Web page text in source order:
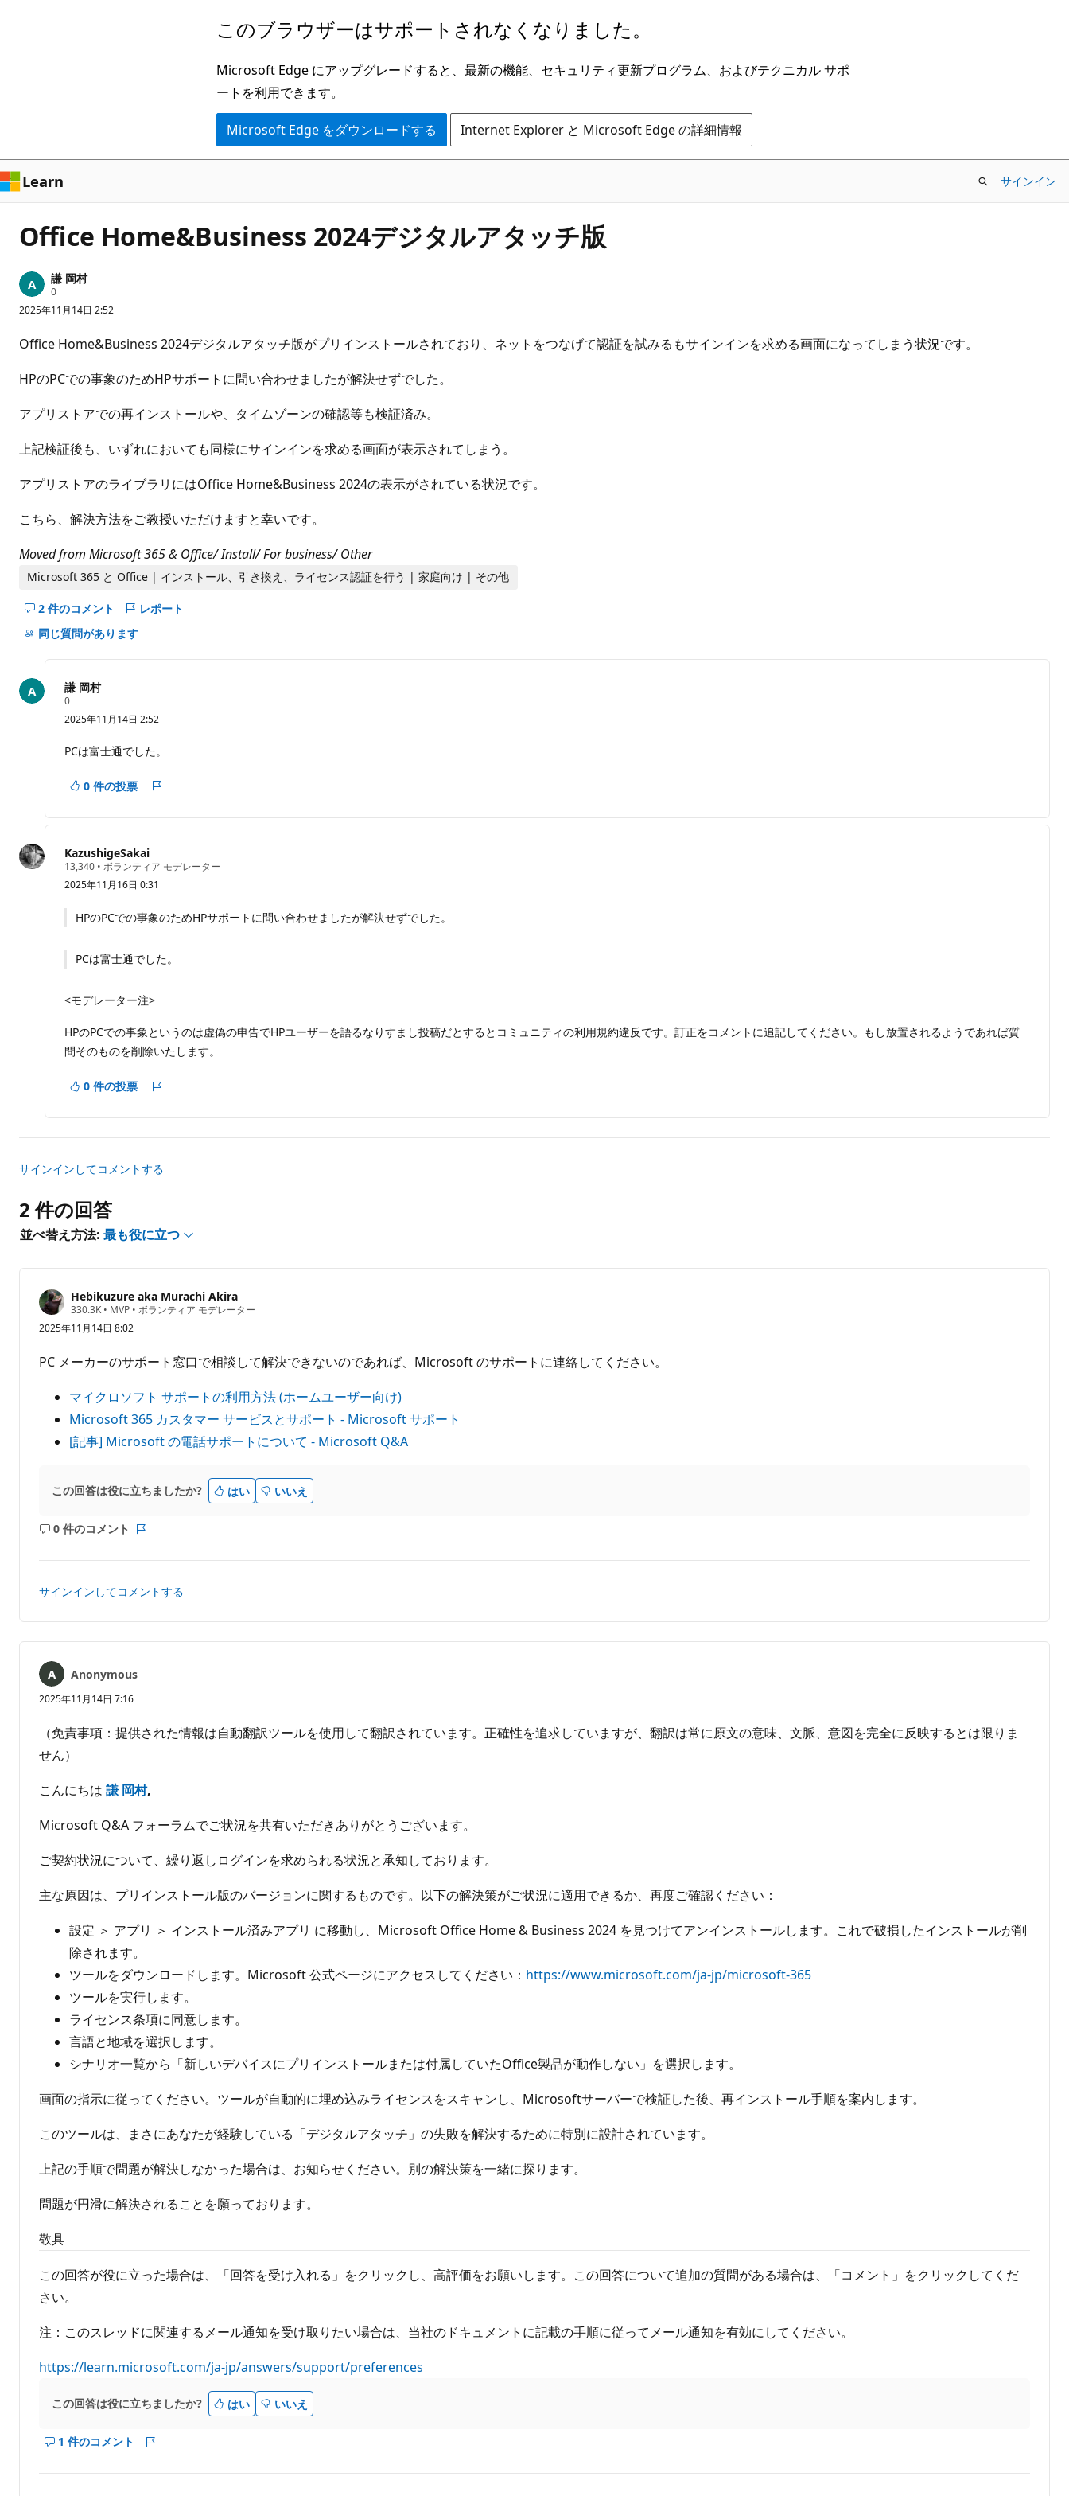
ン
ツ
に
キ
プ
このブラウザーはサポートされなくなりました。
Microsoft Edge にアップグレードすると、最新の機能、セキュリティ更新プログラム、およびテクニカル サポ
ートを利用できます。
Microsoft Edge をダウンロードする Internet Explorer と Microsoft Edge の詳細情報
Learn サインイン
Office Home&Business 2024デジタルアタッチ版
謙 岡村
0評
価
の
イ
ン
2025年11月14日 2:52
Office Home&Business 2024デジタルアタッチ版がプリインストールされており、ネットをつなげて認証を試みるもサインインを求める画面になってしまう状況です。
HPのPCでの事象のためHPサポートに問い合わせましたが解決せずでした。
アプリストアでの再インストールや、タイムゾーンの確認等も検証済み。
上記検証後も、いずれにおいても同様にサインインを求める画面が表示されてしまう。
アプリストアのライブラリにはOffice Home&Business 2024の表示がされている状況です。
こちら、解決方法をご教授いただけますと幸いです。
Moved from Microsoft 365 & Office/ Install/ For business/ Other
Microsoft 365 と Office | インストール、引き換え、ライセンス認証を行う | 家庭向け | その他
2 件のコメント
こ
の
コ
メ
ン
を
表
に
る
レポート
同じ質問があります
謙 岡村
0評
の
イ
ン
2025年11月14日 2:52
PCは富士通でした。
0 件の投票
ー
KazushigeSakai
13,340 評
の
イ
ン
• ボランティア モデレーター
2025年11月16日 0:31
HPのPCでの事象のためHPサポートに問い合わせましたが解決せずでした。
PCは富士通でした。
<モデレーター注>
HPのPCでの事象というのは虚偽の申告でHPユーザーを語るなりすまし投稿だとするとコミュニティの利用規約違反です。訂正をコメントに追記してください。もし放置されるようであれば質
問そのものを削除いたします。
0 件の投票
レ
ト
サインインしてコメントする
2 件の回答
並べ替え方法: 最も役に立つ
Hebikuzure aka Murachi Akira
330.3K 評
価
の
イ
ン
• MVP • ボランティア モデレーター
2025年11月14日 8:02
PC メーカーのサポート窓口で相談して解決できないのであれば、Microsoft のサポートに連絡してください。
マイクロソフト サポートの利用方法 (ホームユーザー向け)
Microsoft 365 カスタマー サービスとサポート - Microsoft サポート
[記事] Microsoft の電話サポートについて - Microsoft Q&A
この回答は役に立ちましたか? はい いいえ
0 件のコメント
コ
ト
あ
せ
レ
ト
サインインしてコメントする
Anonymous
2025年11月14日 7:16
（免責事項：提供された情報は自動翻訳ツールを使用して翻訳されています。正確性を追求していますが、翻訳は常に原文の意味、文脈、意図を完全に反映するとは限りま
せん）
こんにちは 謙 岡村,
Microsoft Q&A フォーラムでご状況を共有いただきありがとうございます。
ご契約状況について、繰り返しログインを求められる状況と承知しております。
主な原因は、プリインストール版のバージョンに関するものです。以下の解決策がご状況に適用できるか、再度ご確認ください：
設定 ＞ アプリ ＞ インストール済みアプリ に移動し、Microsoft Office Home & Business 2024 を見つけてアンインストールします。これで破損したインストールが削
除されます。
ツールをダウンロードします。Microsoft 公式ページにアクセスしてください： https://www.microsoft.com/ja-jp/microsoft-365
ツールを実行します。
ライセンス条項に同意します。
言語と地域を選択します。
シナリオ一覧から「新しいデバイスにプリインストールまたは付属していたOffice製品が動作しない」を選択します。
画面の指示に従ってください。ツールが自動的に埋め込みライセンスをスキャンし、Microsoftサーバーで検証した後、再インストール手順を案内します。
このツールは、まさにあなたが経験している「デジタルアタッチ」の失敗を解決するために特別に設計されています。
上記の手順で問題が解決しなかった場合は、お知らせください。別の解決策を一緒に探ります。
問題が円滑に解決されることを願っております。
敬具
この回答が役に立った場合は、「回答を受け入れる」をクリックし、高評価をお願いします。この回答について追加の質問がある場合は、「コメント」をクリックしてくだ
さい。
注：このスレッドに関連するメール通知を受け取りたい場合は、当社のドキュメントに記載の手順に従ってメール通知を有効にしてください。
https://learn.microsoft.com/ja-jp/answers/support/preferences
この回答は役に立ちましたか? はい いいえ
1 件のコメント
こ
レ